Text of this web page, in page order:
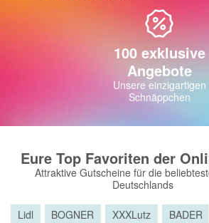
100 exklusive
Angebote
Unsere einzigartigen
Schnäppchen
Eure Top Favoriten der
Attraktive Gutscheine für die
Deutschlands
Lidl BOGNER XXXLutz BADER